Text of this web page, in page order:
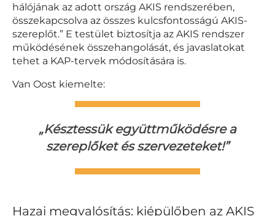
hálójának az adott ország AKIS rendszerében,
összekapcsolva az összes kulcsfontosságú AKIS-
szereplőt.” E testület biztosítja az AKIS rendszer
működésének összehangolását, és javaslatokat
tehet a KAP-tervek módosítására is.
Van Oost kiemelte:
„Késztessük együttműködésre a
szereplőket és szervezeteket!”
Hazai megvalósítás: kiépülőben az AKIS